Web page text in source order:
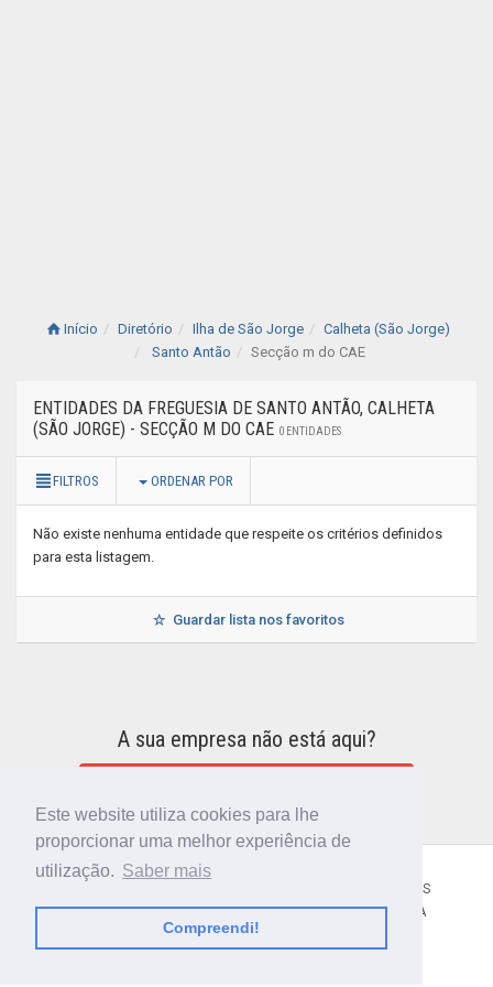
Este website utiliza cookies para lhe
proporcionar uma melhor experiência de
utilização. Saber mais
Compreendi!
Início Diretório Ilha de São Jorge
Calheta (São Jorge)
Santo Antão
Secção m do CAE
ENTIDADES DA FREGUESIA DE SANTO ANTÃO, CALHETA
(SÃO JORGE) - SECÇÃO M DO CAE 0 ENTIDADES
FILTROS ORDENAR POR
Não existe nenhuma entidade que respeite os critérios definidos
para esta listagem.
Guardar lista nos favoritos
A sua empresa não está aqui?
TERMOS E CONDIÇÕES
POLÍTICA DE PRIVACIDADE
CONTACTOS AJUDA